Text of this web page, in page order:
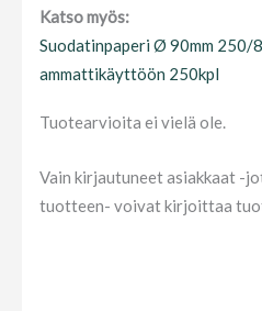
Katso myös:
Suodatinpaperi Ø 90mm 250/
ammattikäyttöön 250kpl
Tuotearvioita ei vielä ole.
Vain kirjautuneet asiakkaat -
tuotteen- voivat kirjoittaa